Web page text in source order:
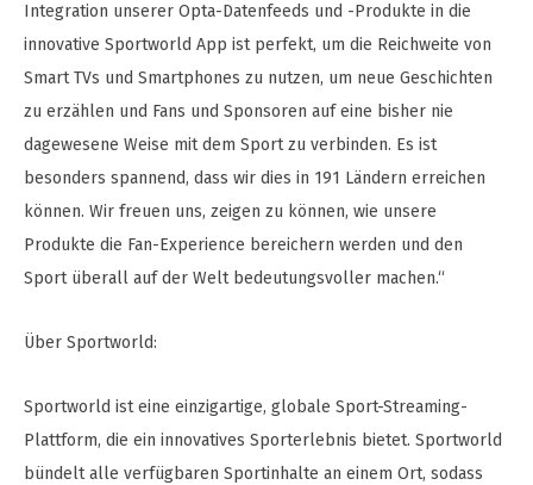
Integration unserer Opta-Datenfeeds und -Produkte in die
innovative Sportworld App ist perfekt, um die Reichweite von
Smart TVs und Smartphones zu nutzen, um neue Geschichten
zu erzählen und Fans und Sponsoren auf eine bisher nie
dagewesene Weise mit dem Sport zu verbinden. Es ist
besonders spannend, dass wir dies in 191 Ländern erreichen
können. Wir freuen uns, zeigen zu können, wie unsere
Produkte die Fan-Experience bereichern werden und den
Sport überall auf der Welt bedeutungsvoller machen.“
Über Sportworld:
Sportworld ist eine einzigartige, globale Sport-Streaming-
Plattform, die ein innovatives Sporterlebnis bietet. Sportworld
bündelt alle verfügbaren Sportinhalte an einem Ort, sodass